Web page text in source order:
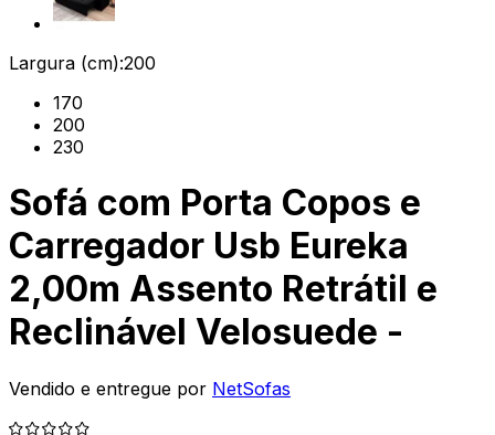
Largura (cm):200
170
200
230
Sofá com Porta Copos e
Carregador Usb Eureka
2,00m Assento Retrátil e
Reclinável Velosuede -
Vendido e entregue por NetSofas